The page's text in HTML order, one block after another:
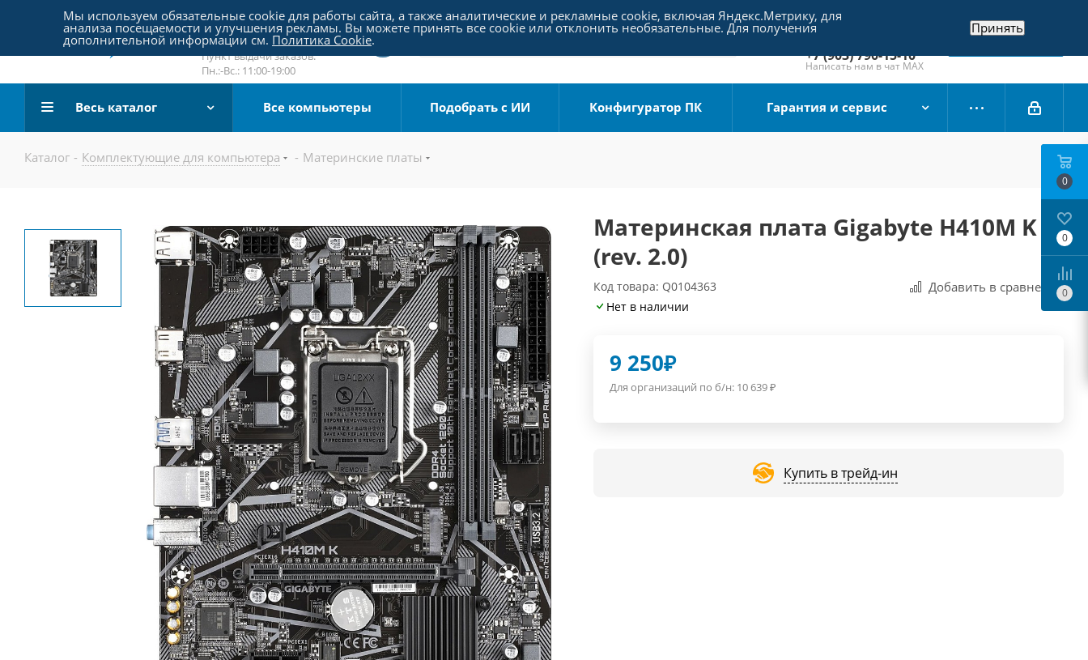
Пятницкое шоссе 18, пав. 267
email:sale@pc-arena.ru
Пн.:-Вс.: 10:00-20:00
Пункт выдачи заказов:
Пн.:-Вс.: 11:00-19:00
+7 (495) 790-15-10
Отдел продаж
+7 (903) 790-15-10
Написать нам в чат MAX
Заказать звонок
Весь каталог Все компьютеры Подобрать с ИИ Конфигуратор ПК Гарантия и сервис
Каталог - Комплектующие для компьютера - Материнские платы
Материнская плата Gigabyte H410M K
(rev. 2.0)
Код товара: Q0104363 Добавить в сравнения
Нет в наличии
9 250₽
Для организаций по б/н: 10 639₽
Купить в трейд-ин
0
0
0
Мы используем обязательные cookie для работы сайта, а также аналитические и рекламные cookie, включая Яндекс.Метрику, для
анализа посещаемости и улучшения рекламы. Вы можете принять все cookie или отклонить необязательные. Для получения
дополнительной информации см. Политика Cookie.
Принять